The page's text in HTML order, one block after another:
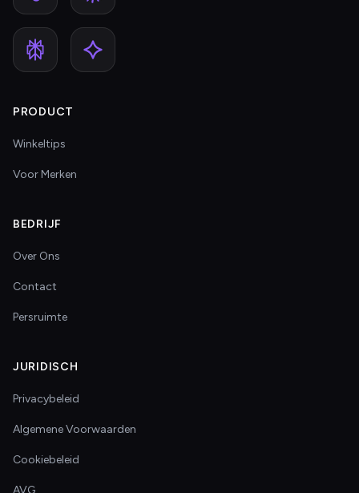
PRODUCT
Winkeltips
Voor Merken
BEDRIJF
Over Ons
Contact
Persruimte
JURIDISCH
Privacybeleid
Algemene Voorwaarden
Cookiebeleid
AVG